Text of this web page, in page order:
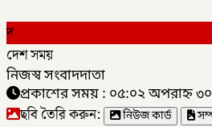
দ
দেশ সময়
নিজস্ব সংবাদদাতা
প্রকাশের সময় : ০৫:০২ অপরাহ্ন
ছবি তৈরি করুন: নিউজ কার্ড